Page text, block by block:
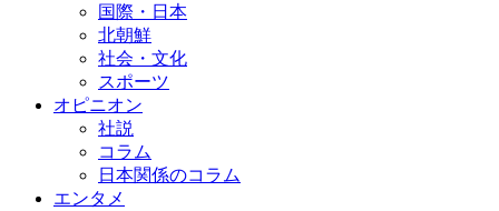
国際・日本
北朝鮮
社会・文化
スポーツ
オピニオン
社説
コラム
日本関係のコラム
エンタメ